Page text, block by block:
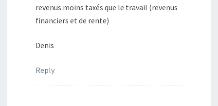
revenus moins taxés que le travail (revenus
financiers et de rente)
Denis
Reply